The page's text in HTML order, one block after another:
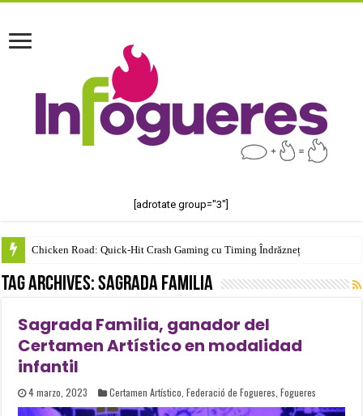
[adrotate group="3"]
Chicken Road: Quick‑Hit Crash Gaming cu Timing Îndrăzneț
Tag Archives:Sagrada Familia
Sagrada Familia, ganador del
Certamen Artístico en modalidad
infantil
4 marzo, 2023 Certamen Artístico ,Federació de Fogueres ,Fogueres